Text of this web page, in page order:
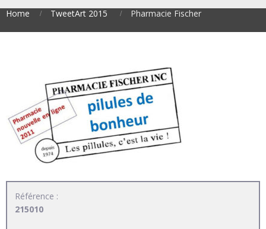
Home TweetArt 2015 Pharmacie Fischer
Référence :
215010